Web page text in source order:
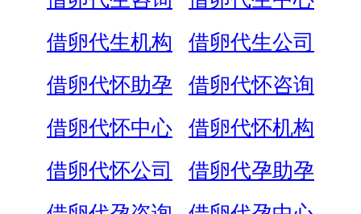
借卵代生机构
借卵代生公司
借卵代怀助孕
借卵代怀咨询
借卵代怀中心
借卵代怀机构
借卵代怀公司
借卵代孕助孕